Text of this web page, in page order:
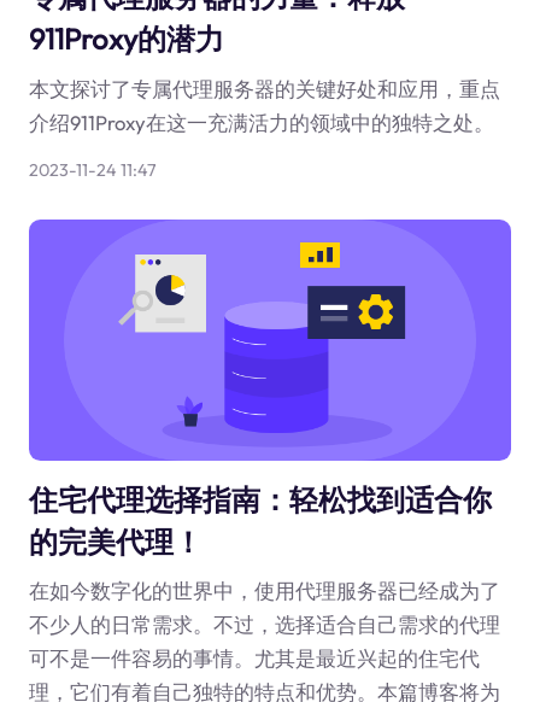
911Proxy的潜力
本文探讨了专属代理服务器的关键好处和应用，重点
介绍911Proxy在这一充满活力的领域中的独特之处。
2023-11-24 11:47
住宅代理选择指南：轻松找到适合你
的完美代理！
在如今数字化的世界中，使用代理服务器已经成为了
不少人的日常需求。不过，选择适合自己需求的代理
可不是一件容易的事情。尤其是最近兴起的住宅代
理，它们有着自己独特的特点和优势。本篇博客将为